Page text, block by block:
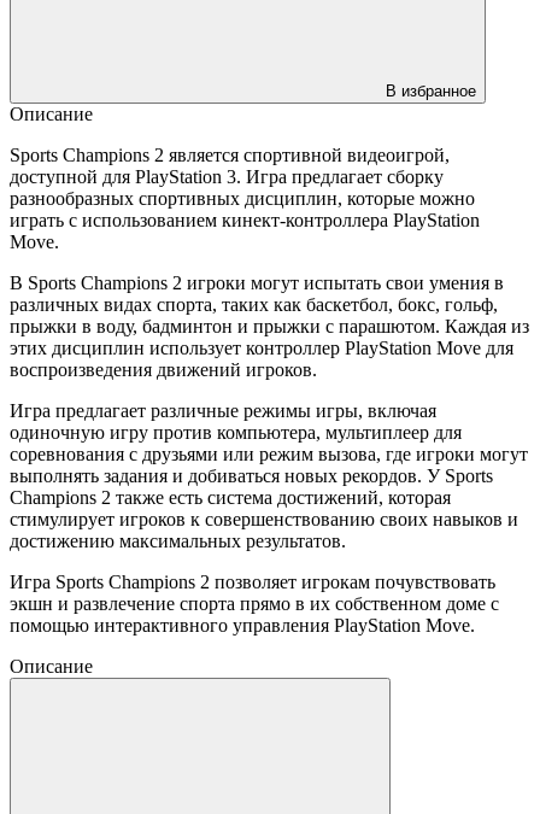
В избранное
Описание
Sports Champions 2 является спортивной видеоигрой,
доступной для PlayStation 3. Игра предлагает сборку
разнообразных спортивных дисциплин, которые можно
играть с использованием кинект-контроллера PlayStation
Move.
В Sports Champions 2 игроки могут испытать свои умения в
различных видах спорта, таких как баскетбол, бокс, гольф,
прыжки в воду, бадминтон и прыжки с парашютом. Каждая из
этих дисциплин использует контроллер PlayStation Move для
воспроизведения движений игроков.
Игра предлагает различные режимы игры, включая
одиночную игру против компьютера, мультиплеер для
соревнования с друзьями или режим вызова, где игроки могут
выполнять задания и добиваться новых рекордов. У Sports
Champions 2 также есть система достижений, которая
стимулирует игроков к совершенствованию своих навыков и
достижению максимальных результатов.
Игра Sports Champions 2 позволяет игрокам почувствовать
экшн и развлечение спорта прямо в их собственном доме с
помощью интерактивного управления PlayStation Move.
Описание